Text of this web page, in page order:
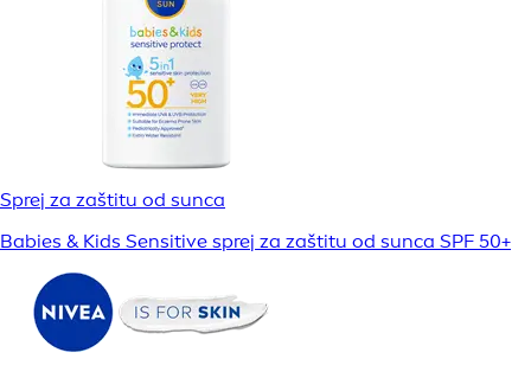
Sprej za zaštitu od sunca
Babies & Kids Sensitive sprej za zaštitu od sunca SPF 50+